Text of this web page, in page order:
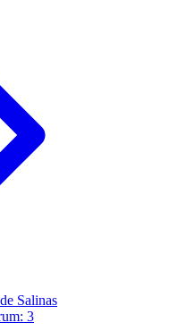
Salinas
3